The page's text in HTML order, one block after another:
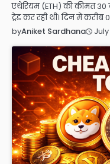
एथेरियम (ETH) की कीमत
ट्रेड कर रही थी। दिन में करीब
byAniket Sardhana